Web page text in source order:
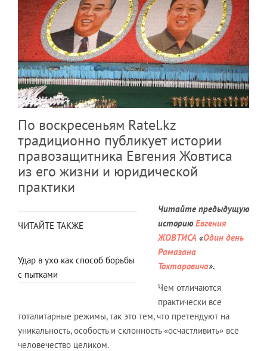
По воскресеньям Ratel.kz
традиционно публикует истории
правозащитника Евгения Жовтиса
из его жизни и юридической
практики
ЧИТАЙТЕ ТАКЖЕ
Удар в ухо как способ борьбы
с пытками
Читайте предыдущую
историю Евгения
ЖОВТИСА «Один день
Рамазана
Тохтаровича».
Чем отличаются
практически все
тоталитарные режимы, так это тем, что претендуют на
уникальность, особость и склонность «осчастливить» всё
человечество целиком.